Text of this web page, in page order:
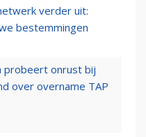
verder uit:
bestemmingen
probeert onrust bij
over overname TAP